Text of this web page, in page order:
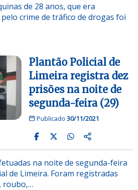
de 28 anos, que era
crime de tráfico de drogas foi
Plantão Policial de
Limeira registra dez
prisões na noite de
segunda-feira (29)
Publicado 30/11/2021
na noite de segunda-feira
de Limeira. Foram registradas
roubo,…